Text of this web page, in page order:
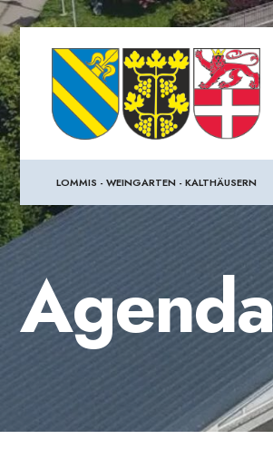
LOMMIS - WEINGARTEN - KALTHÄUSERN
Agenda